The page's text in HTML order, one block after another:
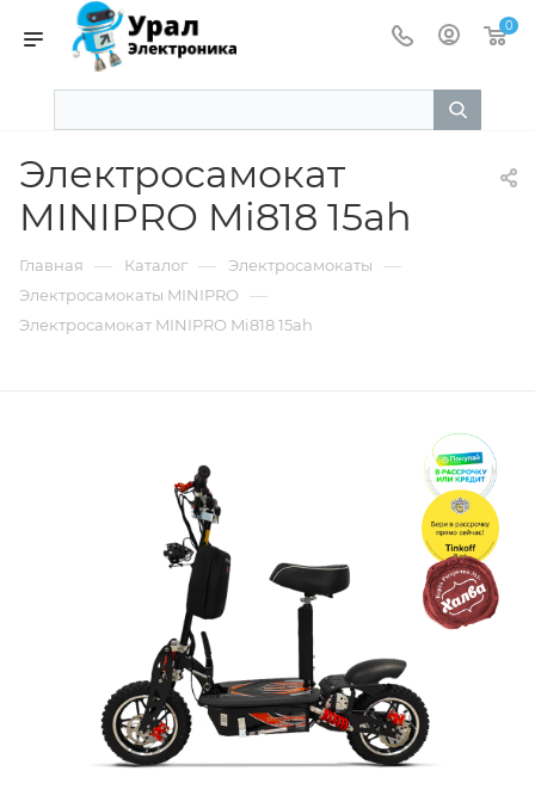
0
Электросамокат
MINIPRO Mi818 15ah
Главная — Каталог — Электросамокаты —
Электросамокаты MINIPRO —
Электросамокат MINIPRO Mi818 15ah